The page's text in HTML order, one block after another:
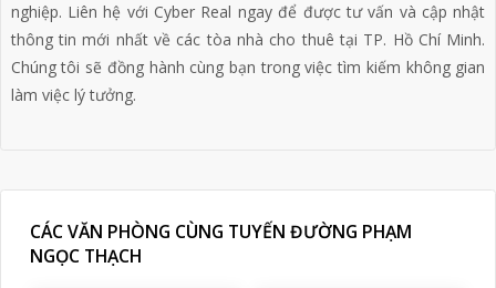
nghiệp. Liên hệ với Cyber Real ngay để được tư vấn và cập nhật
thông tin mới nhất về các tòa nhà cho thuê tại TP. Hồ Chí Minh.
Chúng tôi sẽ đồng hành cùng bạn trong việc tìm kiếm không gian
làm việc lý tưởng.
CÁC VĂN PHÒNG CÙNG TUYẾN ĐƯỜNG PHẠM
NGỌC THẠCH